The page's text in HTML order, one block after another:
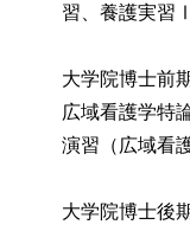
習、養護実習
大学院博士前
広域看護学特
演習（広域看
大学院博士後